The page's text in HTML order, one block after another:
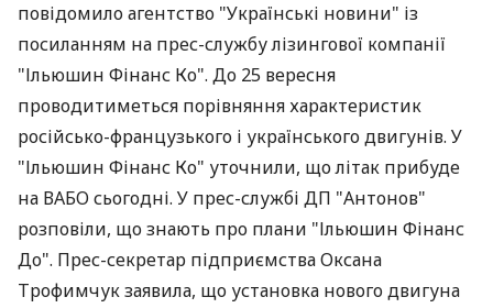
повідомило агентство "Українські новини" із
посиланням на прес-службу лізингової компанії
"Ільюшин Фінанс Ко". До 25 вересня
проводитиметься порівняння характеристик
російсько-французького і українського двигунів. У
"Ільюшин Фінанс Ко" уточнили, що літак прибуде
на ВАБО сьогодні. У прес-службі ДП "Антонов"
розповіли, що знають про плани "Ільюшин Фінанс
До". Прес-секретар підприємства Оксана
Трофимчук заявила, що установка нового двигуна